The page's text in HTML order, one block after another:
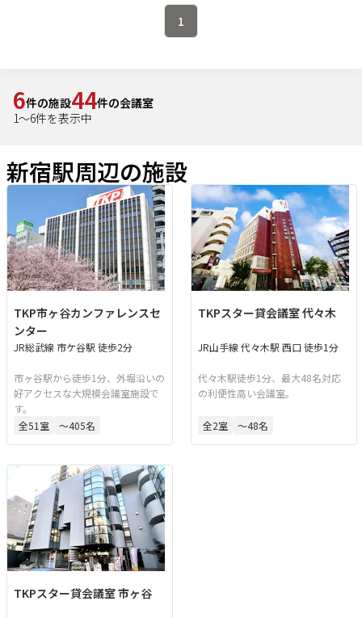
1
6件の施設44件の会議室
1～6件を表示中
新宿駅周辺の施設
TKP市ヶ谷カンファレンスセ
ンター
JR総武線 市ケ谷駅 徒歩2分
市ヶ谷駅から徒歩1分、外堀沿いの
好アクセスな大規模会議室施設で
す。
全51 室 〜405名
TKPスター貸会議室 代々木
JR山手線 代々木駅 西口 徒歩1分
代々木駅徒歩1分、最大48名対応
の利便性高い会議室。
全2室 〜48名
TKPスター貸会議室 市ヶ谷